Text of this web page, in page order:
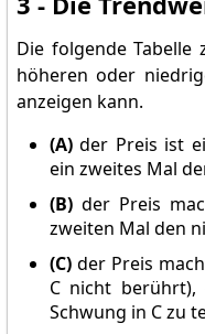
Die folgende Tabelle
höheren oder
anzeigen kann.
(A)der Preis ist
ein zweites Mal
(B)der Preis
zweiten Mal den
(C)der Preis
C nicht
Schwung in C zu